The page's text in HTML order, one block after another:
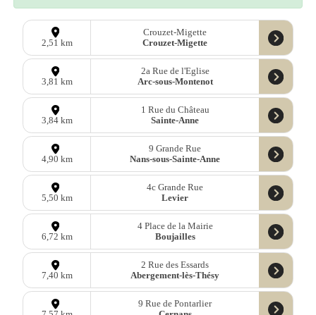
2,51 km
Crouzet-Migette
Crouzet-Migette
3,81 km
2a Rue de l'Eglise
Arc-sous-Montenot
3,84 km
1 Rue du Château
Sainte-Anne
4,90 km
9 Grande Rue
Nans-sous-Sainte-Anne
5,50 km
4c Grande Rue
Levier
6,72 km
4 Place de la Mairie
Boujailles
7,40 km
2 Rue des Essards
Abergement-lès-Thésy
9 Rue de Pontarlier